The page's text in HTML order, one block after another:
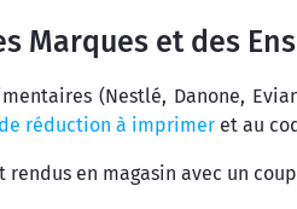
Marques et des
(Nestlé, Danone,
réduction à imprimer et au
rendus en magasin avec un